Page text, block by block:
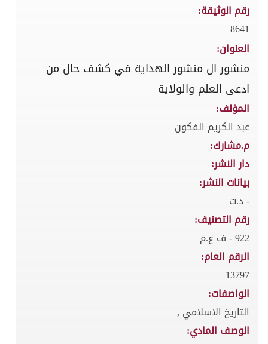
رقم الوثيقة:
8641
العنوان:
منشور ال منشور الهداية في كشف حال من
ادعى العلم والولاية
المؤلف:
عبد الكريم الفكون
م.مشارك:
دار النشر:
بيانات النشر:
- د.ت
رقم التصنيف:
922 - ف ع.م
الرقم العام:
13797
الواصفات:
التاريخ الاسلامي ,
الوصف المادي: